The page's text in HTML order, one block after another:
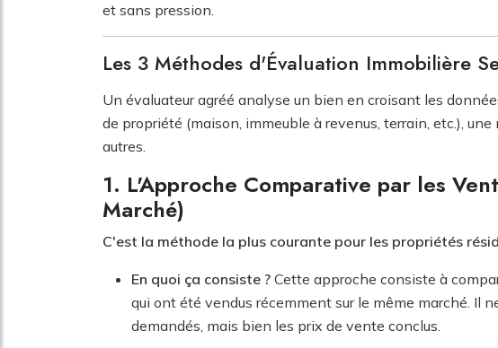
et sans pression.
Les 3 Méthodes d'Évaluation Immobilière
Un évaluateur agréé analyse un bien en croisant les
de propriété (maison, immeuble à revenus, terrain, etc.),
autres.
1. L'Approche Comparative par les
Marché)
C'est la méthode la plus courante pour les propriétés
En quoi ça consiste ? Cette approche consiste à
qui ont été vendus récemment sur le même marché. Il
demandés, mais bien les prix de vente conclus.